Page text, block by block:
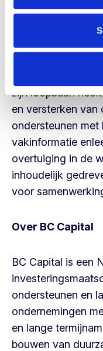
Over Eric
ruime ervaring in
zijn loopbaan
en versterken van
ondersteunen
vakinformatie
overtuiging in de
inhoudelijk
voor
Over BC Capital
BC Capital is een
ondersteunen en
ondernemingen
en lange
bouwen van